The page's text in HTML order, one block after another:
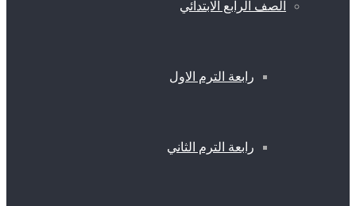
الصف الرابع الابتدائي
رابعة الترم الاول
رابعة الترم الثاني